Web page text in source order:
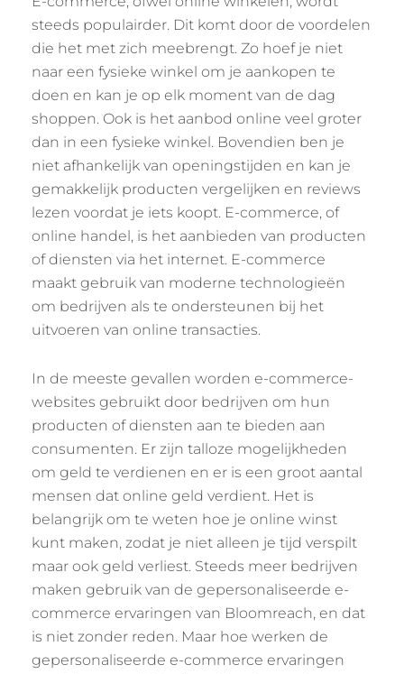
steeds populairder. Dit komt door de voordelen
die het met zich meebrengt. Zo hoef je niet
naar een fysieke winkel om je aankopen te
doen en kan je op elk moment van de dag
shoppen. Ook is het aanbod online veel groter
dan in een fysieke winkel. Bovendien ben je
niet afhankelijk van openingstijden en kan je
gemakkelijk producten vergelijken en reviews
lezen voordat je iets koopt. E-commerce, of
online handel, is het aanbieden van producten
of diensten via het internet. E-commerce
maakt gebruik van moderne technologieën
om bedrijven als te ondersteunen bij het
uitvoeren van online transacties.
In de meeste gevallen worden e-commerce-
websites gebruikt door bedrijven om hun
producten of diensten aan te bieden aan
consumenten. Er zijn talloze mogelijkheden
om geld te verdienen en er is een groot aantal
mensen dat online geld verdient. Het is
belangrijk om te weten hoe je online winst
kunt maken, zodat je niet alleen je tijd verspilt
maar ook geld verliest. Steeds meer bedrijven
maken gebruik van de gepersonaliseerde e-
commerce ervaringen van Bloomreach, en dat
is niet zonder reden. Maar hoe werken de
gepersonaliseerde e-commerce ervaringen